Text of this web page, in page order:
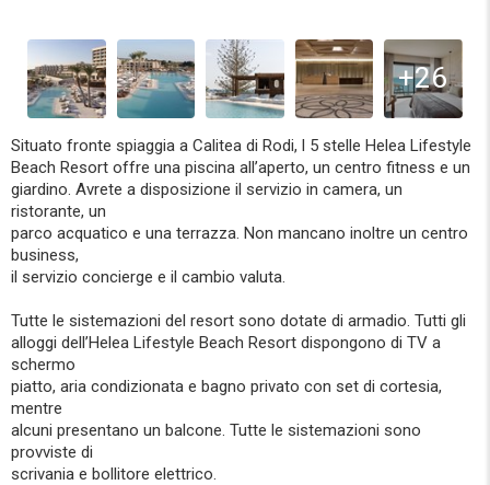
+26
Situato fronte spiaggia a Calitea di Rodi, l 5 stelle Helea Lifestyle
Beach Resort offre una piscina all’aperto, un centro fitness e un
giardino. Avrete a disposizione il servizio in camera, un
ristorante, un
parco acquatico e una terrazza. Non mancano inoltre un centro
business,
il servizio concierge e il cambio valuta.
Tutte le sistemazioni del resort sono dotate di armadio. Tutti gli
alloggi dell’Helea Lifestyle Beach Resort dispongono di TV a
schermo
piatto, aria condizionata e bagno privato con set di cortesia,
mentre
alcuni presentano un balcone. Tutte le sistemazioni sono
provviste di
scrivania e bollitore elettrico.